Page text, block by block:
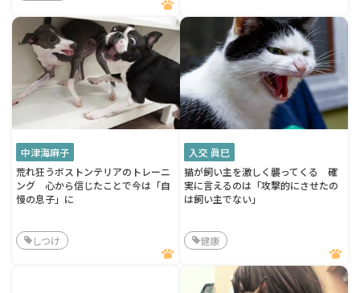
中津海麻子
荒れ狂うボストンテリアのトレーニ
ング 心から信じたことで今は「自
慢の息子」に
しつけ
入交 眞巳
猫が飼い主を激しく襲ってくる 確
実に言えるのは「攻撃的にさせたの
は飼い主でない」
健康